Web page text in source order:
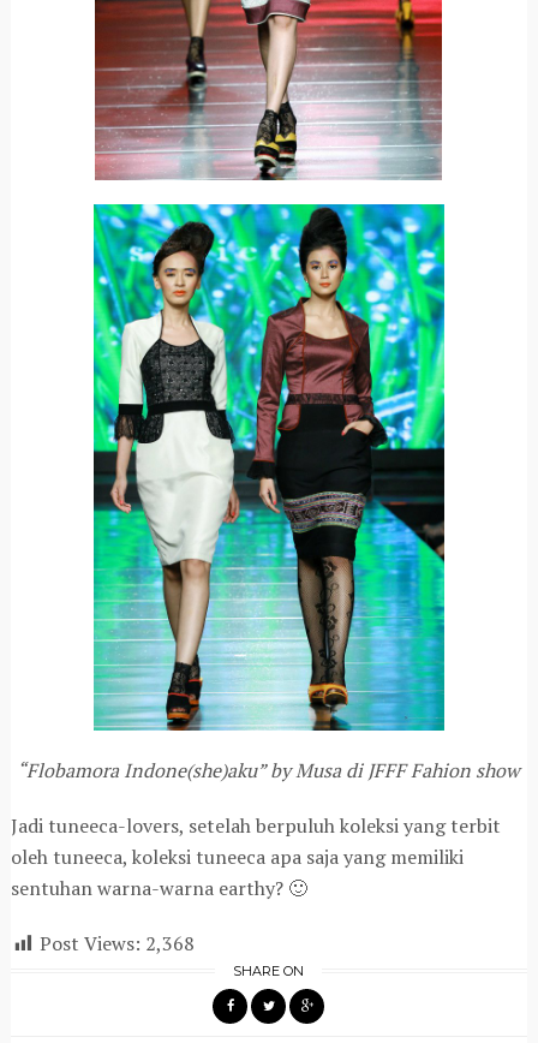
“Flobamora Indone(she)aku” by Musa di JFFF Fahion show
Jadi tuneeca-lovers, setelah berpuluh koleksi yang terbit
oleh tuneeca, koleksi tuneeca apa saja yang memiliki
sentuhan warna-warna earthy? 🙂
Post Views: 2,368
SHARE ON